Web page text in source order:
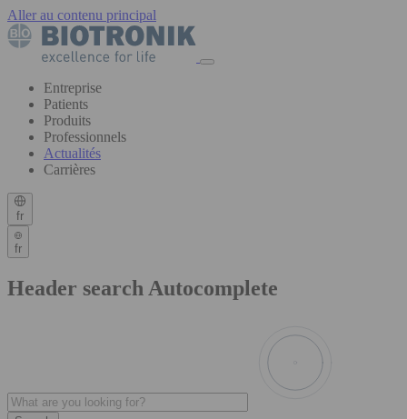
Aller au contenu principal
Entreprise
Patients
Produits
Professionnels
Actualités
Carrières
fr
fr
Header search Autocomplete